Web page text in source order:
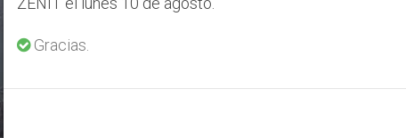
Gracias.